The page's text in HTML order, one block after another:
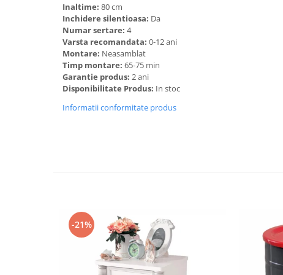
Inaltime: 80 cm
Inchidere silentioasa: Da
Numar sertare: 4
Varsta recomandata: 0-12 ani
Montare: Neasamblat
Timp montare: 65-75 min
Garantie produs: 2 ani
Disponibilitate Produs: In stoc
Informatii conformitate produs
-21%